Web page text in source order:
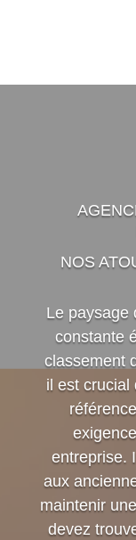
NOS
Le paysage
constante
classement
il est crucial
entreprise.
aux
maintenir
devez